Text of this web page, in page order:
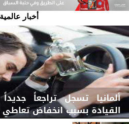
أخبار عالمية
ألمانيا تسجل تراجعاً
القيادة بسبب انخفاض تعاطي